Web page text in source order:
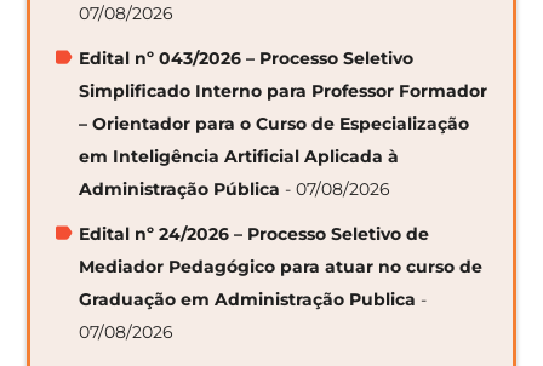
07/08/2026
Edital nº 043/2026 – Processo Seletivo
Simplificado Interno para Professor Formador
– Orientador para o Curso de Especialização
em Inteligência Artificial Aplicada à
Administração Pública - 07/08/2026
Edital nº 24/2026 – Processo Seletivo de
Mediador Pedagógico para atuar no curso de
Graduação em Administração Publica -
07/08/2026